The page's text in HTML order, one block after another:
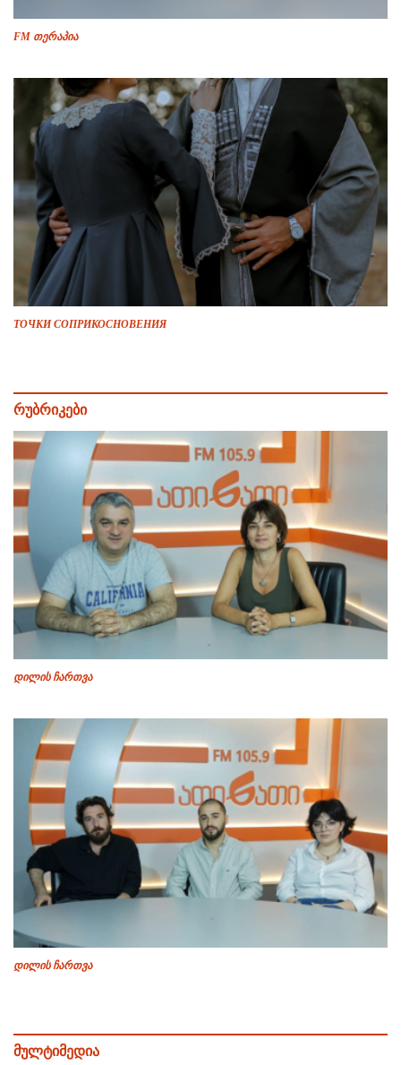
FM თერაპია
ТОЧКИ СОПРИКОСНОВЕНИЯ
რუბრიკები
დილის ჩართვა
დილის ჩართვა
მულტიმედია